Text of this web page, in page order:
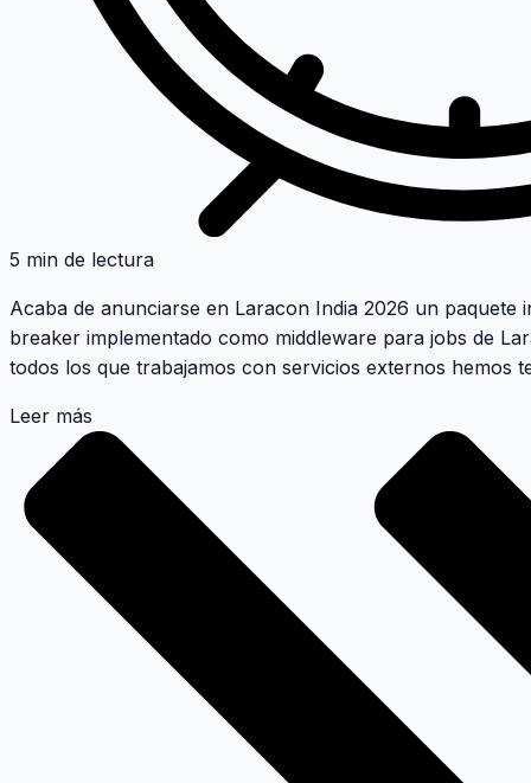
5 min de lectura
Acaba de anunciarse en Laracon India 2026 un paquete
breaker implementado como middleware para jobs de
todos los que trabajamos con servicios externos hemos
Leer más